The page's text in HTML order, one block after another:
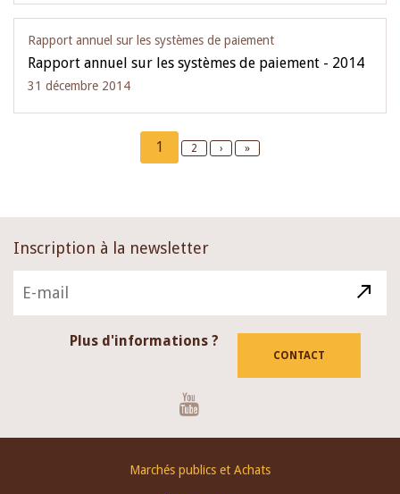
Rapport annuel sur les systèmes de paiement
Rapport annuel sur les systèmes de paiement - 2014
31 décembre 2014
Current
page
1 Page
2
Next
›
Last
»
Inscription à la newsletter
Plus d'informations ?
CONTACT
Marchés publics et Achats